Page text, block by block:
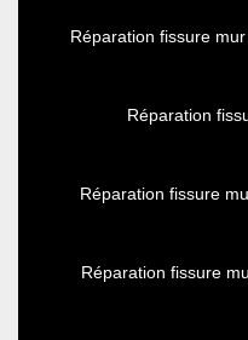
Réparation fissure
Réparation
Réparation fissure
Réparation fissure